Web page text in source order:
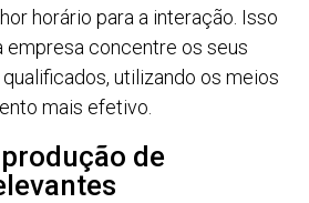
horário para a interação. Isso
empresa concentre os seus
utilizando os meios
mais efetivo.
de